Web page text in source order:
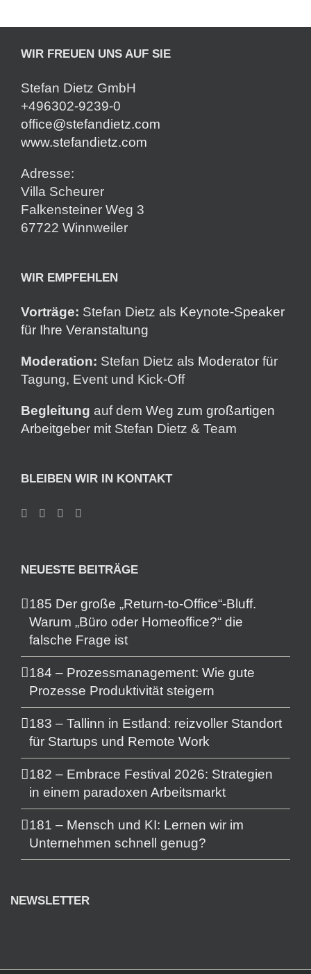
WIR FREUEN UNS AUF SIE
Stefan Dietz GmbH
+496302-9239-0
office@stefandietz.com
www.stefandietz.com
Adresse:
Villa Scheurer
Falkensteiner Weg 3
67722 Winnweiler
WIR EMPFEHLEN
Vorträge: Stefan Dietz als Keynote-Speaker
für Ihre Veranstaltung
Moderation: Stefan Dietz als Moderator für
Tagung, Event und Kick-Off
Begleitung auf dem Weg zum großartigen
Arbeitgeber mit Stefan Dietz & Team
BLEIBEN WIR IN KONTAKT
NEUESTE BEITRÄGE
185 Der große „Return-to-Office“-Bluff.
Warum „Büro oder Homeoffice?“ die
falsche Frage ist
184 – Prozessmanagement: Wie gute
Prozesse Produktivität steigern
183 – Tallinn in Estland: reizvoller Standort
für Startups und Remote Work
182 – Embrace Festival 2026: Strategien
in einem paradoxen Arbeitsmarkt
181 – Mensch und KI: Lernen wir im
Unternehmen schnell genug?
NEWSLETTER